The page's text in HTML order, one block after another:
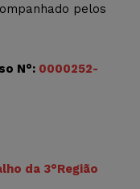
pelos
N°: 0000252-
da 3°Região